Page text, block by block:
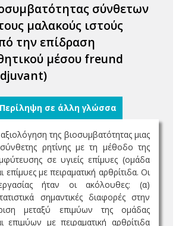
σύνθετων
μαλακούς ιστούς
την επίδραση
μέσου freund
Περίληψη σε άλλη γλώσσα
της βιοσυμβατότητας μιας
ρητίνης με τη μέθοδο της
σε υγιείς επίμυες (ομάδα
με πειραματική αρθρίτιδα. Οι
ήταν οι ακόλουθες: (α)
σημαντικές διαφορές στην
μεταξύ επιμύων της ομάδας
επιμύων με πειραματική αρθρίτιδα